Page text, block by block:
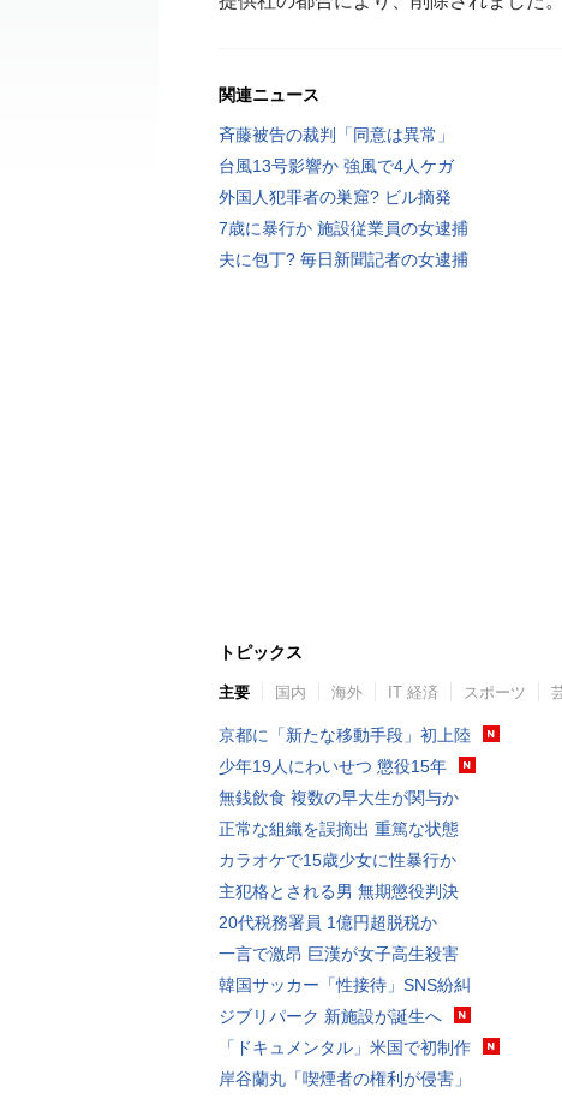
関連ニュース
斉藤被告の裁判「同意は異常」
台風13号影響か 強風で4人ケガ
外国人犯罪者の巣窟? ビル摘発
7歳に暴行か 施設従業員の女逮捕
夫に包丁? 毎日新聞記者の女逮捕
トピックス
主要 国内 海外 IT 経済 スポーツ
京都に「新たな移動手段」初上陸
少年19人にわいせつ 懲役15年
無銭飲食 複数の早大生が関与か
正常な組織を誤摘出 重篤な状態
カラオケで15歳少女に性暴行か
主犯格とされる男 無期懲役判決
20代税務署員 1億円超脱税か
一言で激昂 巨漢が女子高生殺害
韓国サッカー「性接待」SNS紛糾
ジブリパーク 新施設が誕生へ
「ドキュメンタル」米国で初制作
岸谷蘭丸「喫煙者の権利が侵害」